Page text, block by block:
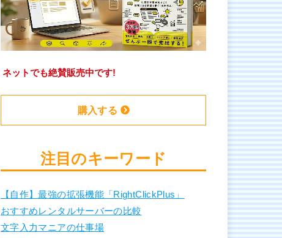
ネットでも絶賛販売中です!
購入する
注目のキーワード
【自作】最強の拡張機能「RightClickPlus」
おすすめレンタルサーバーの比較
文字入力マニアの仕事場